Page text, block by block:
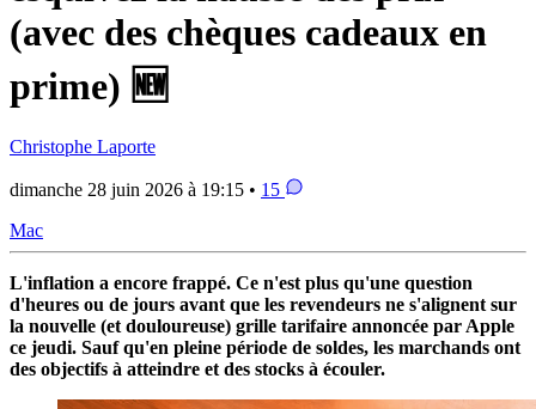
(avec des chèques cadeaux en
prime) 🆕
Christophe Laporte
dimanche 28 juin 2026 à 19:15 • 15
Mac
L'inflation a encore frappé. Ce n'est plus qu'une question
d'heures ou de jours avant que les revendeurs ne s'alignent sur
la nouvelle (et douloureuse) grille tarifaire annoncée par Apple
ce jeudi. Sauf qu'en pleine période de soldes, les marchands ont
des objectifs à atteindre et des stocks à écouler.